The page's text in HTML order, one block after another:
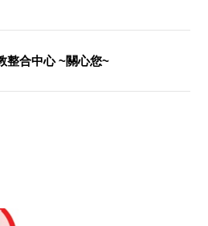
整合中心 ~關心您~